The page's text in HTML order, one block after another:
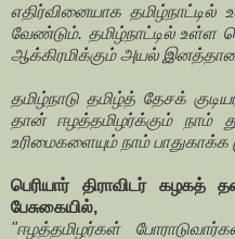
எதிர்வினையாக
வேண்டும். தமிழ்நாட்டில் உள்ள
ஆக்கிரமிக்கும் அயல்
தமிழ்நாடு தமிழ்த் தேசக்
தான் ஈழத்தமிழர்க்கும் நாம்
உரிமைகளையும் நாம் பாதுகாக்க
பெரியார் திராவிடர்
பேசுகையில்,
"ஈழத்தமிழர்கள்